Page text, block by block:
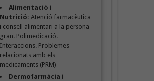
Alimentació i
Nutrició: Atenció farmacèutica
i consell alimentari a la persona
gran. Polimedicació.
Interaccions. Problemes
relacionats amb els
medicaments (PRM)
Dermofarmàcia i